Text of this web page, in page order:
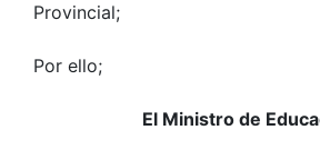
Provincial;
Por ello;
El Ministro de